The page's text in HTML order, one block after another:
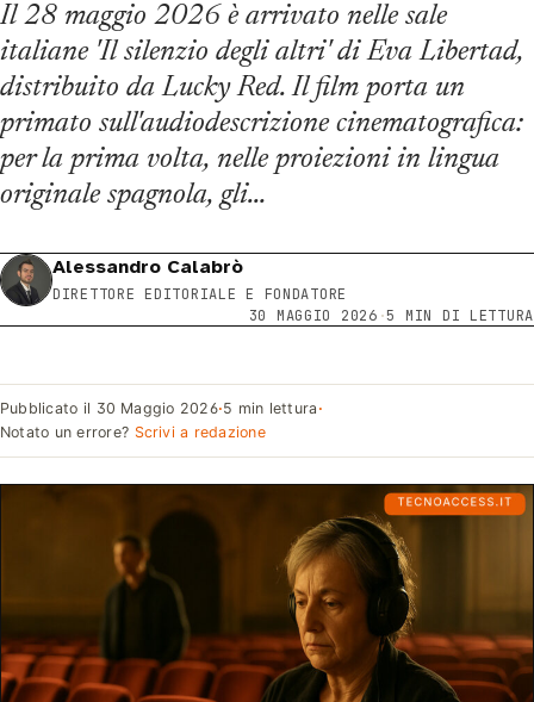
Il 28 maggio 2026 è arrivato nelle sale
italiane 'Il silenzio degli altri' di Eva Libertad,
distribuito da Lucky Red. Il film porta un
primato sull'audiodescrizione cinematografica:
per la prima volta, nelle proiezioni in lingua
originale spagnola, gli…
Alessandro Calabrò
DIRETTORE EDITORIALE E FONDATORE
30 MAGGIO 2026 ·5 MIN DI LETTURA
Pubblicato il 30 Maggio 2026·5 min lettura ·
Notato un errore? Scrivi a redazione